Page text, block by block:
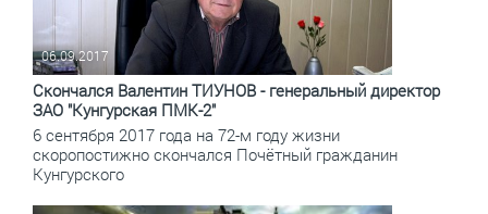
06.09.2017
Скончался Валентин ТИУНОВ - генеральный директор
ЗАО "Кунгурская ПМК-2"
6 сентября 2017 года на 72-м году жизни
скоропостижно скончался Почётный гражданин
Кунгурского